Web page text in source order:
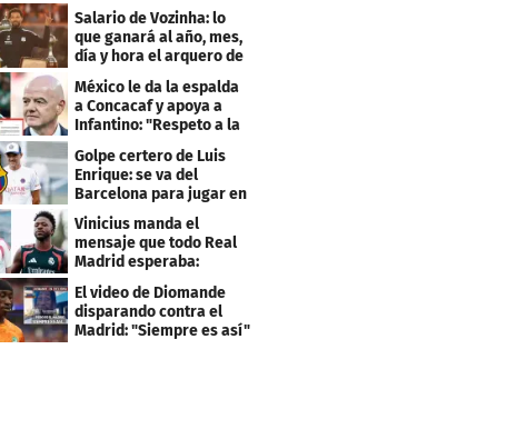
Salario de Vozinha: lo
que ganará al año, mes,
día y hora el arquero de
Cabo Verde
México le da la espalda
a Concacaf y apoya a
Infantino: "Respeto a la
gobernanza"
Golpe certero de Luis
Enrique: se va del
Barcelona para jugar en
el PSG
Vinicius manda el
mensaje que todo Real
Madrid esperaba:
"Mourinho..."
El video de Diomande
disparando contra el
Madrid: "Siempre es así"